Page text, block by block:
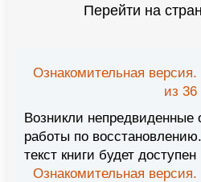
Перейти на
Ознакомительная
из 36
Возникли непредвиденные
работы по
текст книги будет доступен
Ознакомительная